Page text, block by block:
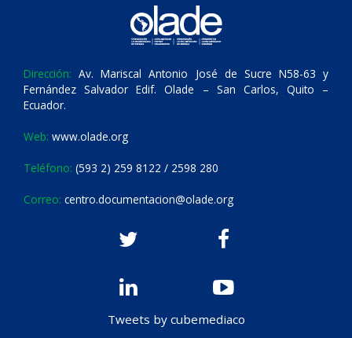
Dirección: Av. Mariscal Antonio José de Sucre N58-63 y
Fernández Salvador Edif. Olade – San Carlos, Quito –
Ecuador.
Web: www.olade.org
Teléfono: (593 2) 259 8122 / 2598 280
Correo: centro.documentacion@olade.org
Tweets by cubemediaco